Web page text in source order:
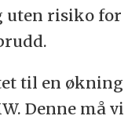
MW.
en liten
offentlig
uten risiko for
til en økning
Denne må vi